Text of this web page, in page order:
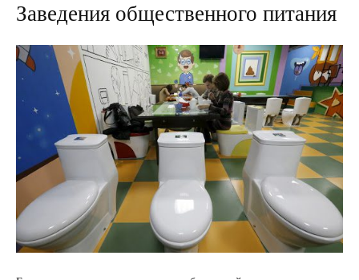
Заведения общественного питания